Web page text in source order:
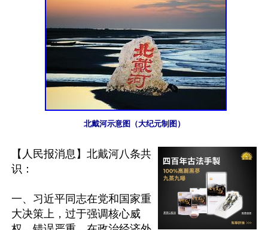
北戴河示意图（大纪元制图）
【人民报消息】北戴河八条共
识：
一、习近平同志在党和国家重
大决策上，过于强调核心威